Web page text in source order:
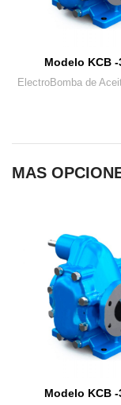
Modelo KCB -
ElectroBomba de
MAS
Modelo KCB -